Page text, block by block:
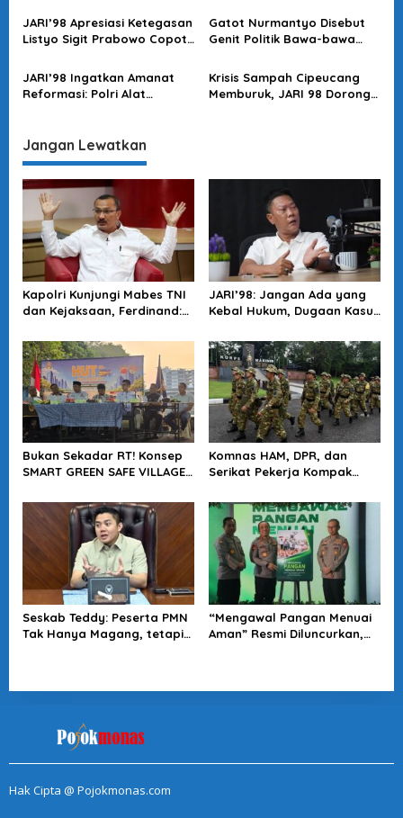
sDay
Langkah Dittipidter!
JARI’98 Apresiasi Ketegasan
Listyo Sigit Prabowo Copot
Narkoba
Gatot Nurmantyo Disebut
Genit Politik Bawa-bawa
Kinerja Nol Saat Jadi
Panglima
JARI’98 Ingatkan Amanat
Reformasi: Polri Alat
Krisis Sampah Cipeucang
Memburuk, JARI 98 Dorong
Jangan Lewatkan
Kapolri Kunjungi Mabes TNI
dan Kejaksaan, Ferdinand:
Soliditas Antar Lembaga
JARI’98: Jangan Ada yang
Kebal Hukum, Dugaan Kasus
Tuntas
Bukan Sekadar RT! Konsep
SMART GREEN SAFE VILLAGE
Depan Kota
Komnas HAM, DPR, dan
Serikat Pekerja Kompak
KDMP Diusut
Seskab Teddy: Peserta PMN
Tak Hanya Magang, tetapi
“Mengawal Pangan Menuai
Aman” Resmi Diluncurkan,
Hak Cipta @ Pojokmonas.com